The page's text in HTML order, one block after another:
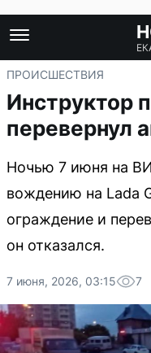
ПРОИСШЕСТВИЯ
Инструктор
перевернул
Ночью 7 июня на
вождению на Lada
ограждение и
он отказался.
7 июня, 2026, 03:15 7